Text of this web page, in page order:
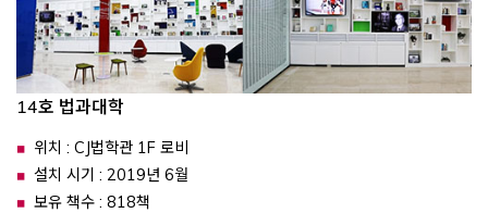
14호 법과대학
위치 : CJ법학관 1F 로비
설치 시기 : 2019년 6월
보유 책수 : 818책